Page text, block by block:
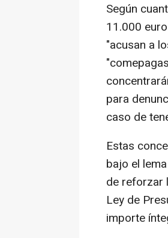
Según
11.000
"acusan a
para
caso de
Estas
bajo el
de reforzar
Ley de
importe